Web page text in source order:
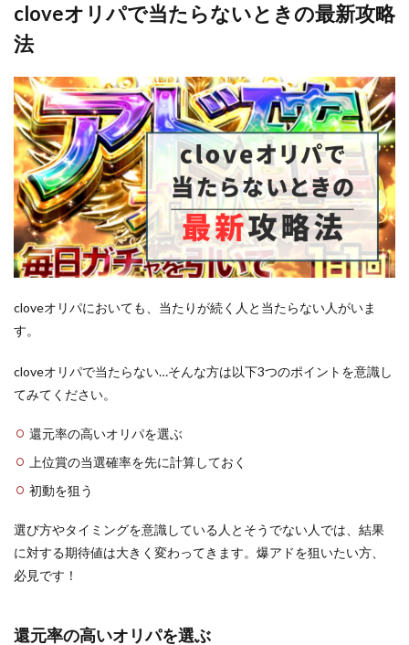
cloveオリパで当たらないときの最新攻略
法
cloveオリパにおいても、当たりが続く人と当たらない人がいま
す。
cloveオリパで当たらない…そんな方は以下3つのポイントを意識し
てみてください。
還元率の高いオリパを選ぶ
上位賞の当選確率を先に計算しておく
初動を狙う
選び方やタイミングを意識している人とそうでない人では、結果
に対する期待値は大きく変わってきます。爆アドを狙いたい方、
必見です！
還元率の高いオリパを選ぶ